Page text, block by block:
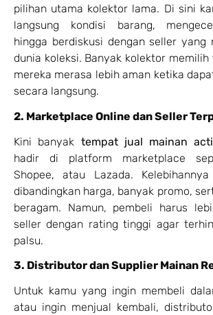
pilihan utama kolektor lama. Di sini
langsung kondisi barang,
hingga berdiskusi dengan seller yang
dunia koleksi. Banyak kolektor memilih
mereka merasa lebih aman ketika
secara langsung.
2. Marketplace Online dan Seller
Kini banyak tempat jual mainan
hadir di platform marketplace
Shopee, atau Lazada.
dibandingkan harga, banyak promo,
beragam. Namun, pembeli harus
seller dengan rating tinggi agar
palsu.
3. Distributor dan Supplier Mainan
Untuk kamu yang ingin membeli
atau ingin menjual kembali,